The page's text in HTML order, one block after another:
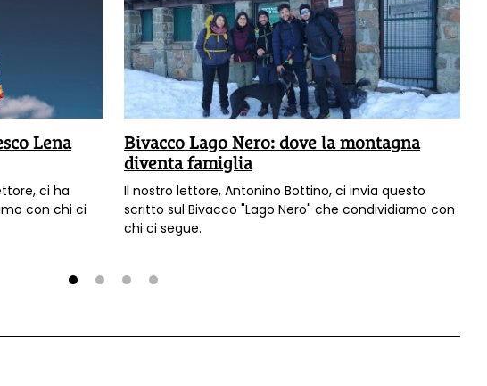
Lena
ci ha
con chi ci
Bivacco Lago Nero: dove la montagna
diventa famiglia
Il nostro lettore, Antonino Bottino, ci invia questo
scritto sul Bivacco "Lago Nero" che condividiamo con
chi ci segue.